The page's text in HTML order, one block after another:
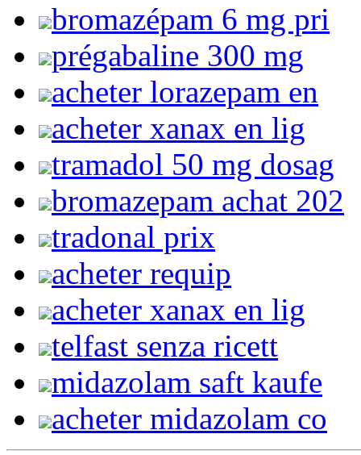
bromazépam 6 mg pri
prégabaline 300 mg
acheter lorazepam en
acheter xanax en lig
tramadol 50 mg dosag
bromazepam achat 202
tradonal prix
acheter requip
acheter xanax en lig
telfast senza ricett
midazolam saft kaufe
acheter midazolam co